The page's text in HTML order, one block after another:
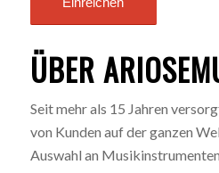
ÜBER
Seit mehr als 15 Jahren
von Kunden auf der ganzen
Auswahl an